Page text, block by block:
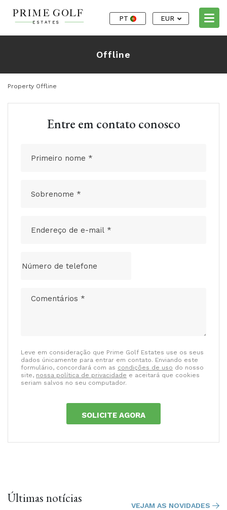
PT EUR
Offline
Property Offline
Entre em contato conosco
Leve em consideração que Prime Golf Estates use os seus
dados únicamente para entrar em contato. Enviando este
formulário, concordará com as condições de uso do nosso
site, nossa política de privacidade e aceitará que cookies
seriam salvos no seu computador.
SOLICITE AGORA
Últimas notícias VEJAM AS NOVIDADES